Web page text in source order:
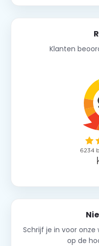
Klanten
Schrijf je in voor onze
op de